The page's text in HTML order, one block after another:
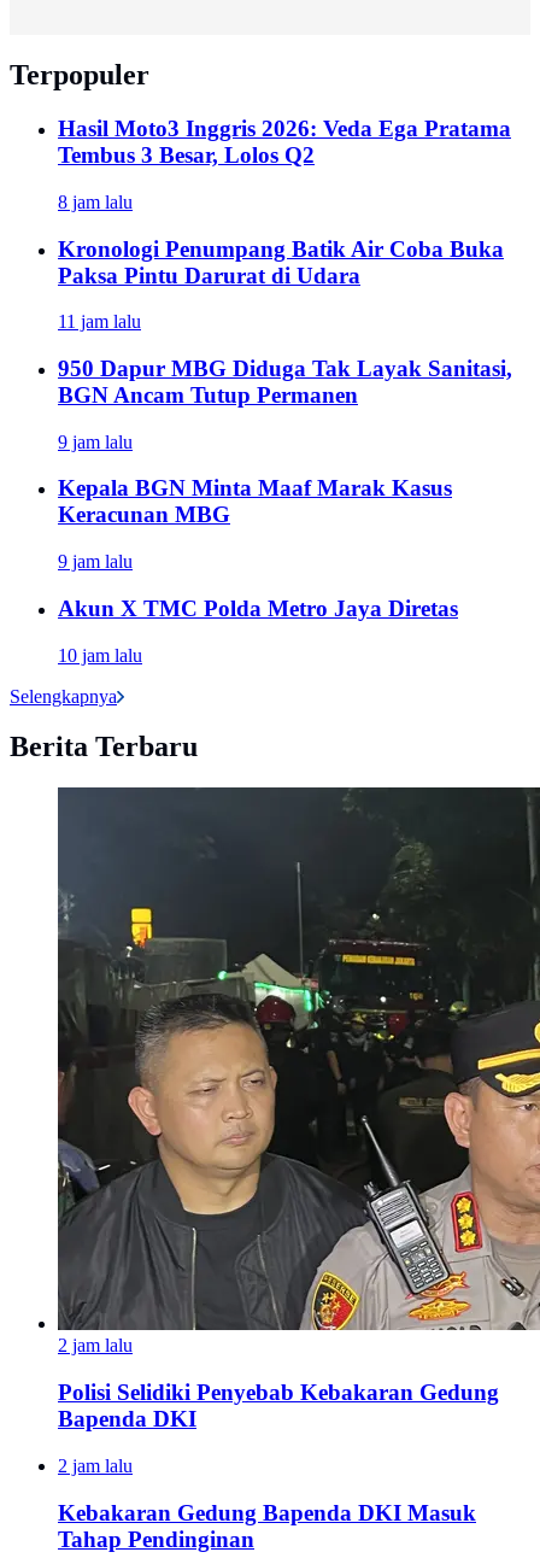
Terpopuler
Hasil Moto3 Inggris 2026: Veda Ega Pratama
Tembus 3 Besar, Lolos Q2
8 jam lalu
Kronologi Penumpang Batik Air Coba Buka
Paksa Pintu Darurat di Udara
11 jam lalu
950 Dapur MBG Diduga Tak Layak Sanitasi,
BGN Ancam Tutup Permanen
9 jam lalu
Kepala BGN Minta Maaf Marak Kasus
Keracunan MBG
9 jam lalu
Akun X TMC Polda Metro Jaya Diretas
10 jam lalu
Selengkapnya
Berita Terbaru
2 jam lalu
Polisi Selidiki Penyebab Kebakaran Gedung
Bapenda DKI
2 jam lalu
Kebakaran Gedung Bapenda DKI Masuk
Tahap Pendinginan